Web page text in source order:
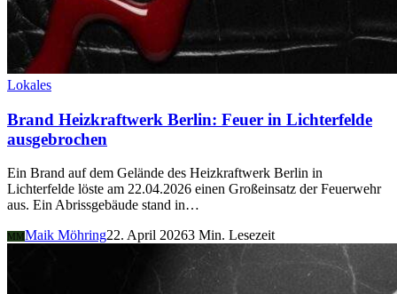
Lokales
Brand Heizkraftwerk Berlin: Feuer in Lichterfelde
ausgebrochen
Ein Brand auf dem Gelände des Heizkraftwerk Berlin in
Lichterfelde löste am 22.04.2026 einen Großeinsatz der Feuerwehr
aus. Ein Abrissgebäude stand in…
MM Maik Möhring22. April 20263 Min. Lesezeit